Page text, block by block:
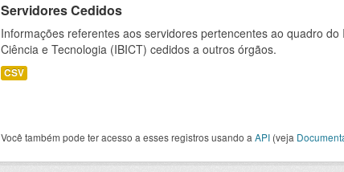
Servidores Cedidos
Informações referentes aos servidores pertencentes ao quadro
Ciência e Tecnologia (IBICT) cedidos a outros órgãos.
CSV
Você também pode ter acesso a esses registros usando a API (veja